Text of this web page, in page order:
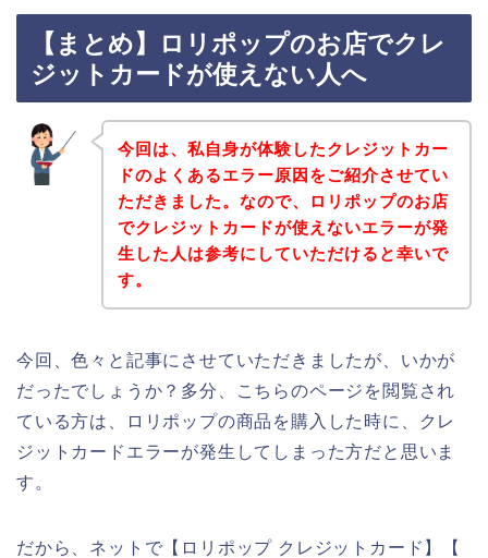
【まとめ】ロリポップのお店でクレ
ジットカードが使えない人へ
今回は、私自身が体験したクレジットカー
ドのよくあるエラー原因をご紹介させてい
ただきました。なので、ロリポップのお店
でクレジットカードが使えないエラーが発
生した人は参考にしていただけると幸いで
す。
今回、色々と記事にさせていただきましたが、いかが
だったでしょうか？多分、こちらのページを閲覧され
ている方は、ロリポップの商品を購入した時に、クレ
ジットカードエラーが発生してしまった方だと思いま
す。
だから、ネットで【ロリポップ クレジットカード】【